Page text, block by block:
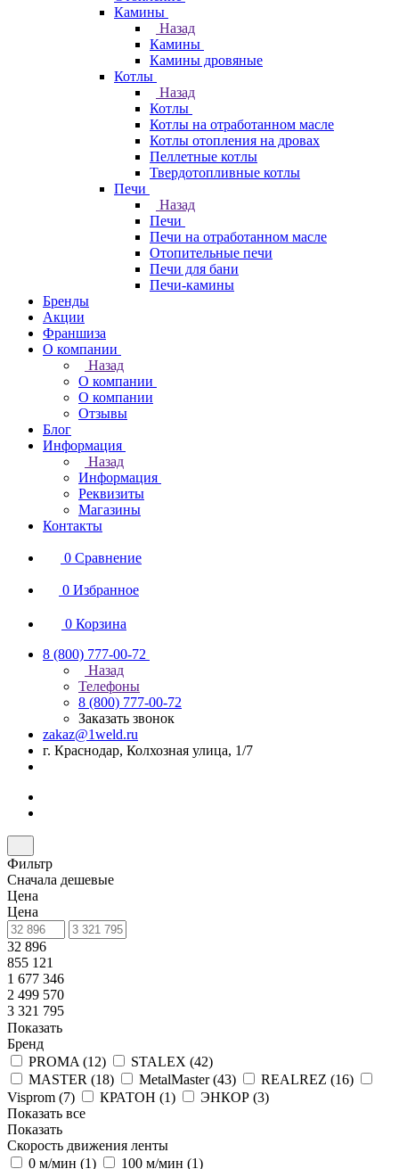
Камины
Назад
Камины
Камины дровяные
Котлы
Назад
Котлы
Котлы на отработанном масле
Котлы отопления на дровах
Пеллетные котлы
Твердотопливные котлы
Печи
Назад
Печи
Печи на отработанном масле
Отопительные печи
Печи для бани
Печи-камины
Бренды
Акции
Франшиза
О компании
Назад
О компании
О компании
Отзывы
Блог
Информация
Назад
Информация
Реквизиты
Магазины
Контакты
0 Сравнение
0 Избранное
0 Корзина
8 (800) 777-00-72
Назад
Телефоны
8 (800) 777-00-72
Заказать звонок
zakaz@1weld.ru
г. Краснодар, Колхозная улица, 1/7
Фильтр
Сначала дешевые
Цена
Цена
32 896
855 121
1 677 346
2 499 570
3 321 795
Показать
Бренд
PROMA (12) STALEX (42)
MASTER (18) MetalMaster (43) REALREZ (16)
Visprom (7) КРАТОН (1) ЭНКОР (3)
Показать все
Показать
Скорость движения ленты
0 м/мин (1) 100 м/мин (1)